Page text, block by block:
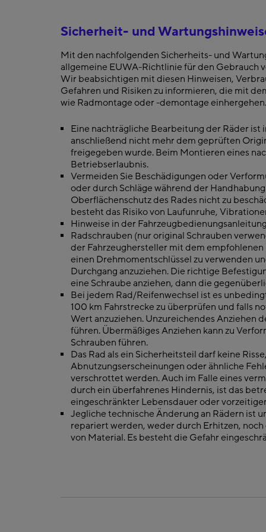
Sicherheit- und
Mit den nachfolgenden Sicherheits- und
allgemeine EUWA-Richtlinie für den Gebrauch
Wir beabsichtigen mit diesen Hinweisen,
Gefahren und Risiken zu informie­ren, die mit
wie Radmontage oder -demontage einhergehen.
Eine nachträgliche Bearbeitung der Räder ist
anschließend nicht mehr dem geprüften
freigegeben wurde. Beim Montieren eines
Betriebserlaub­nis.
Vermeiden Sie Beschädigungen oder
oder durch Schläge während der
Oberflächenschutz des Rades nicht zu
besteht das Risiko von Laufun­ruhe,
Hinweise in der
Radschrauben (nur original Schrauben
der Fahrzeughersteller mit dem
einen Drehmomentschlüssel zu verwenden
Durchgang anzu­ziehen. Die richtige
eine Schraube anziehen, dann die
Bei jedem Rad/Reifenwechsel ist es
100 km Fahrstrecke zu überprüfen und falls
Wert anzuziehen. Unzurei­chendes Anziehen
führen. Übermäßiges Anziehen kann zu
Schrauben führen.
Das Rad als ein Sicherheitsteil darf keine
Abnutzungserscheinungen oder ähnliche
ver­schrottet werden. Auch im Falle eines
durch ein überfahrenes Hin­dernis, ist das
eingeschränkter Lebensdauer oder
Jegliche technische Änderung an Rädern ist
repariert werden, weder durch Erhitzen,
von Material. Es besteht die Gefahr